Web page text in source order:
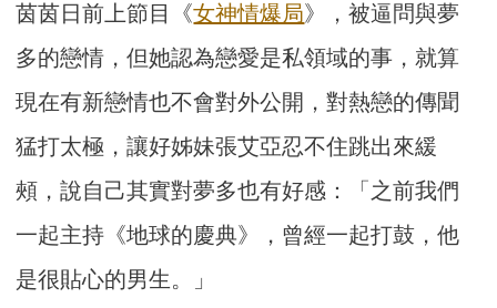
茵茵日前上節目《女神情爆局》，被逼問與夢
多的戀情，但她認為戀愛是私領域的事，就算
現在有新戀情也不會對外公開，對熱戀的傳聞
猛打太極，讓好姊妹張艾亞忍不住跳出來緩
頰，說自己其實對夢多也有好感：「之前我們
一起主持《地球的慶典》，曾經一起打鼓，他
是很貼心的男生。」